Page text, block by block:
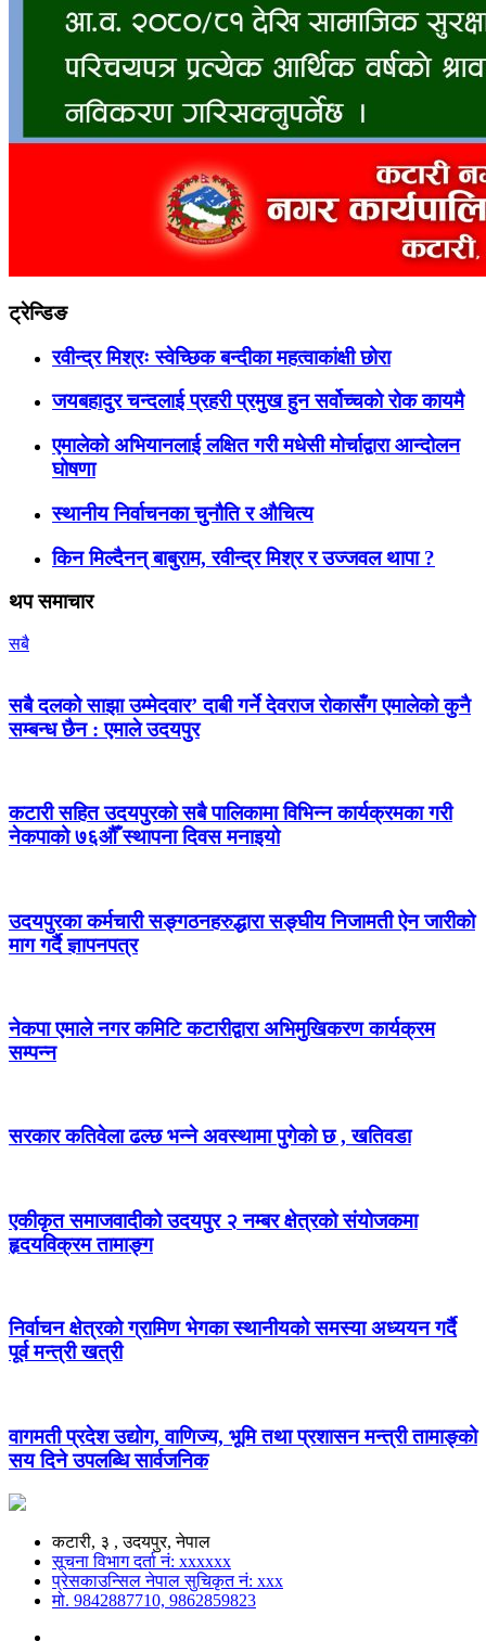
ट्रेन्डिङ
रवीन्द्र मिश्रः स्वेच्छिक बन्दीका महत्वाकांक्षी छोरा
जयबहादुर चन्दलाई प्रहरी प्रमुख हुन सर्वोच्चको रोक कायमै
एमालेको अभियानलाई लक्षित गरी मधेसी मोर्चाद्वारा आन्दोलन
घोषणा
स्थानीय निर्वाचनका चुनौति र औचित्य
किन मिल्दैनन् बाबुराम, रवीन्द्र मिश्र र उज्जवल थापा ?
थप समाचार
सबै
सबै दलको साझा उम्मेदवार’ दाबी गर्ने देवराज रोकासँग एमालेको कुनै
सम्बन्ध छैन : एमाले उदयपुर
कटारी सहित उदयपुरको सबै पालिकामा विभिन्न कार्यक्रमका गरी
नेकपाको ७६औँ स्थापना दिवस मनाइयो
उदयपुरका कर्मचारी सङ्गठनहरुद्धारा सङ्घीय निजामती ऐन जारीको
माग गर्दै ज्ञापनपत्र
नेकपा एमाले नगर कमिटि कटारीद्वारा अभिमुखिकरण कार्यक्रम
सम्पन्न
सरकार कतिवेला ढल्छ भन्ने अवस्थामा पुगेको छ , खतिवडा
एकीकृत समाजवादीको उदयपुर २ नम्बर क्षेत्रको संयोजकमा
हृदयविक्रम तामाङ्ग
निर्वाचन क्षेत्रको ग्रामिण भेगका स्थानीयको समस्या अध्ययन गर्दै
पूर्व मन्त्री खत्री
वागमती प्रदेश उद्योग, वाणिज्य, भूमि तथा प्रशासन मन्त्री तामाङ्को
सय दिने उपलब्धि सार्वजनिक
कटारी, ३ , उदयपुर, नेपाल
सूचना विभाग दर्ता नं: xxxxxx
प्रेसकाउन्सिल नेपाल सुचिकृत नं: xxx
मो. 9842887710, 9862859823